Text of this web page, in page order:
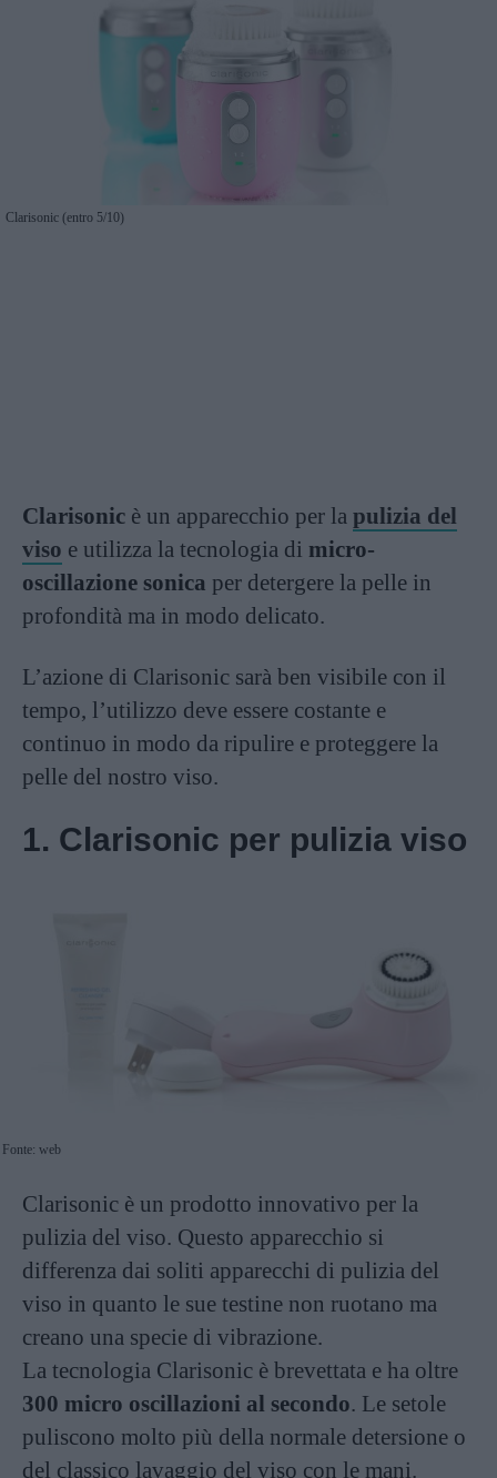
Clarisonic (entro 5/10)
Clarisonic è un apparecchio per la pulizia del
viso e utilizza la tecnologia di micro-
oscillazione sonica per detergere la pelle in
profondità ma in modo delicato.
L’azione di Clarisonic sarà ben visibile con il
tempo, l’utilizzo deve essere costante e
continuo in modo da ripulire e proteggere la
pelle del nostro viso.
1. Clarisonic per pulizia viso
Fonte: web
Clarisonic è un prodotto innovativo per la
pulizia del viso. Questo apparecchio si
differenza dai soliti apparecchi di pulizia del
viso in quanto le sue testine non ruotano ma
creano una specie di vibrazione.
La tecnologia Clarisonic è brevettata e ha oltre
300 micro oscillazioni al secondo. Le setole
puliscono molto più della normale detersione o
del classico lavaggio del viso con le mani.